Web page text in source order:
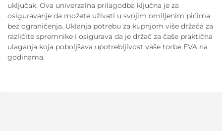
uključak. Ova univerzalna prilagodba ključna je za
osiguravanje da možete uživati u svojim omiljenim pićima
bez ograničenja. Uklanja potrebu za kupnjom više držača za
različite spremnike i osigurava da je držač za čaše praktična
ulaganja koja poboljšava upotrebljivost vaše torbe EVA na
godinama.